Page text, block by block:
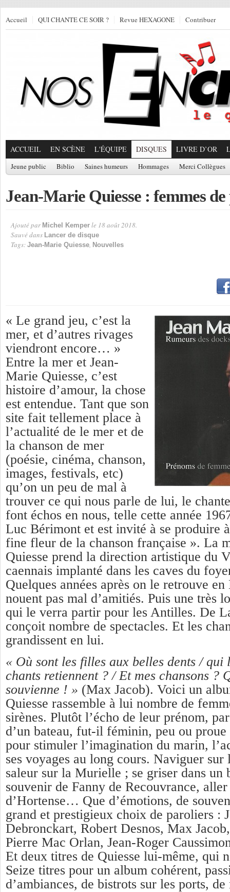
Accueil QUI CHANTE CE SOIR ? Revue HEXAGONE Contribuer
ACCUEIL EN SCÈNE L'ÉQUIPE DISQUES LIVRE D’OR
Jeune public Biblio Saines humeurs Hommages Merci Collègues
Jean-Marie Quiesse : femmes
Ajouté par Michel Kemper le 18 août 2018.
Sauvé dans Lancer de disque
Tags: Jean-Marie Quiesse, Nouvelles
« Le grand jeu, c’est la
mer, et d’autres rivages
viendront encore… »
Entre la mer et Jean-
Marie Quiesse, c’est
histoire d’amour, la chose
est entendue. Tant que son
site fait tellement place à
l’actualité de le mer et de
la chanson de mer
(poésie, cinéma, chanson,
images, festivals, etc)
qu’on un peu de mal à
trouver ce qui nous parle de lui, le
font échos en nous, telle cette année
Luc Bérimont et est invité à se produire
fine fleur de la chanson française ». La
Quiesse prend la direction artistique du
caennais implanté dans les caves du
Quelques années après on le retrouve en
nouent pas mal d’amitiés. Puis une très
qui le verra partir pour les Antilles. De
conçoit nombre de spectacles. Et les
grandissent en lui.
« Où sont les filles aux belles dents / qui
chants retiennent ? / Et mes chansons ?
souvienne ! » (Max Jacob). Voici un
Quiesse rassemble à lui nombre de
sirènes. Plutôt l’écho de leur prénom,
d’un bateau, fut-il féminin, peu ou
pour stimuler l’imagination du marin,
ses voyages au long cours. Naviguer
saleur sur la Murielle ; se griser dans un
souvenir de Fanny de Recouvrance,
d’Hortense… Que d’émotions, de
grand et prestigieux choix de paroliers :
Debronckart, Robert Desnos, Max
Pierre Mac Orlan, Jean-Roger
Et deux titres de Quiesse lui-même, qui
Seize titres pour un album cohérent,
d’ambiances, de bistrots sur les ports, de